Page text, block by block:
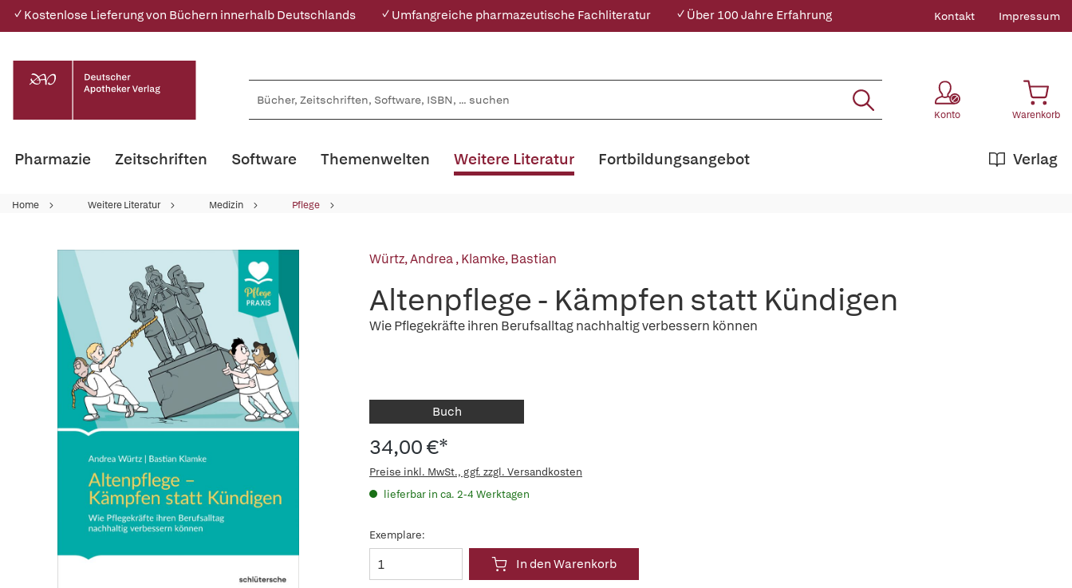
✓ Kostenlose Lieferung von Büchern innerhalb Deutschlands ✓ Umfangreiche pharmazeutische Fachliteratur ✓ Über 100 Jahre Erfahrung Kontakt Impressum
Konto Warenkorb
Pharmazie Zeitschriften Software Themenwelten Weitere Literatur Verlag
Fortbildungsangebot
Home Weitere Literatur Medizin Pflege
Würtz, Andrea,Klamke, Bastian
Altenpflege - Kämpfen statt Kündigen
Wie Pflegekräfte ihren Berufsalltag nachhaltig verbessern können
Buch
34,00 €*
Preise inkl. MwSt., ggf. zzgl. Versandkosten
lieferbar in ca. 2-4 Werktagen
Exemplare:
In den Warenkorb